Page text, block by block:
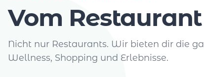
Vom
Nicht nur Restaurants. Wir bieten dir die
Wellness, Shopping und Erlebnisse.